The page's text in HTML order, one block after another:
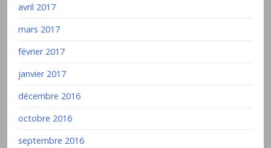
avril 2017
mars 2017
février 2017
janvier 2017
décembre 2016
octobre 2016
septembre 2016